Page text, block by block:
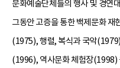
문화예술단체들의 행사 및 경연
그동안 고증을 통한 백제문화 재
(1975), 행렬, 복식과 국악
(1996), 역사문화 체험장(1998)